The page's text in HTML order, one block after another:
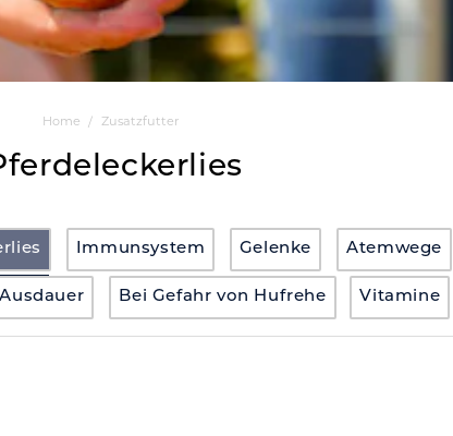
Home Zusatzfutter
Immunsystem Gelenke Atemwege
Bei Gefahr von Hufrehe Vitamine